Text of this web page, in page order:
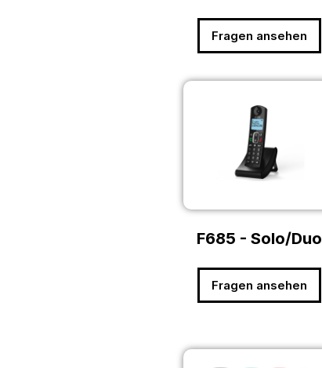
Fragen ansehen
F685 - Solo/Duo
Fragen ansehen